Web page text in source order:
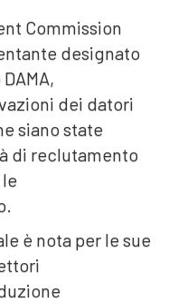
Commission
designato
dei datori
siano state
di reclutamento
è nota per le sue